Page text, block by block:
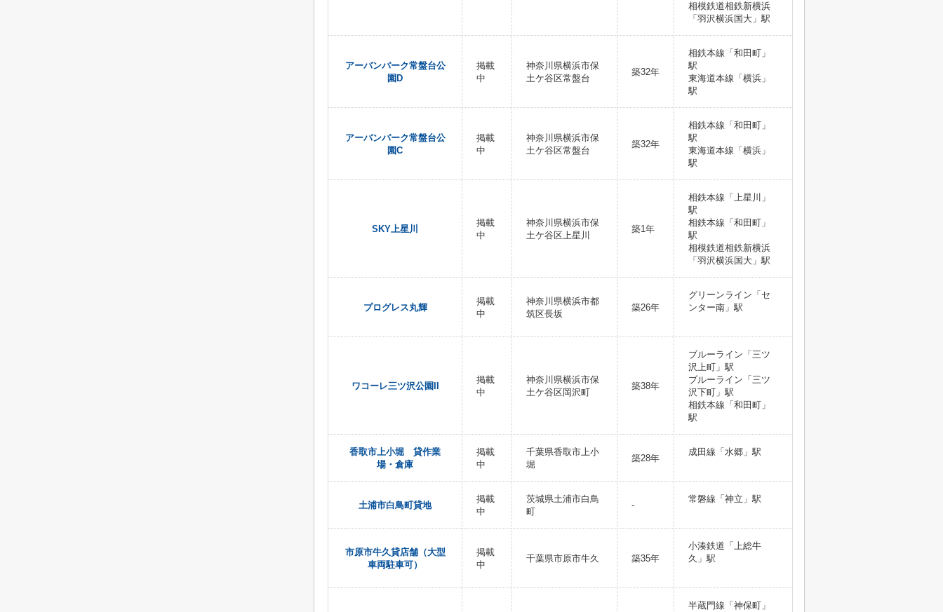
相模鉄道相鉄新横浜
「羽沢横浜国大」駅
アーバンパーク常盤台公
園D
掲載
中
神奈川県横浜市保
土ケ谷区常盤台
築32年
相鉄本線「和田町」
駅
東海道本線「横浜」
駅
アーバンパーク常盤台公
園C
掲載
中
神奈川県横浜市保
土ケ谷区常盤台
築32年
相鉄本線「和田町」
駅
東海道本線「横浜」
駅
SKY上星川
掲載
中
神奈川県横浜市保
土ケ谷区上星川
築1年
相鉄本線「上星川」
駅
相鉄本線「和田町」
駅
相模鉄道相鉄新横浜
「羽沢横浜国大」駅
プログレス丸輝
掲載
中
神奈川県横浜市都
筑区長坂
築26年
グリーンライン「セ
ンター南」駅
ワコーレ三ツ沢公園II
掲載
中
神奈川県横浜市保
土ケ谷区岡沢町
築38年
ブルーライン「三ツ
沢上町」駅
ブルーライン「三ツ
沢下町」駅
相鉄本線「和田町」
駅
香取市上小堀 貸作業
場・倉庫
掲載
中
千葉県香取市上小
堀
築28年
成田線「水郷」駅
土浦市白鳥町貸地
掲載
中
茨城県土浦市白鳥
町
-
常磐線「神立」駅
市原市牛久貸店舗（大型
車両駐車可）
掲載
中
千葉県市原市牛久 築35年
小湊鉄道「上総牛
久」駅
半蔵門線「神保町」